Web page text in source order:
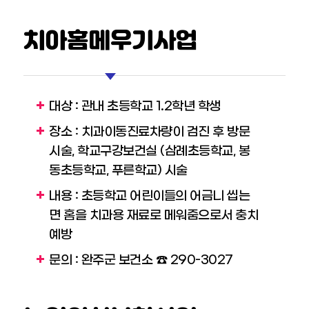
치아홈메우기사업
대상 : 관내 초등학교 1.2학년 학생
장소 : 치과이동진료차량이 검진 후 방문
시술, 학교구강보건실 (삼례초등학교, 봉
동초등학교, 푸른학교) 시술
내용 : 초등학교 어린이들의 어금니 씹는
면 홈을 치과용 재료로 메워줌으로서 충치
예방
문의 : 완주군 보건소 ☎ 290-3027